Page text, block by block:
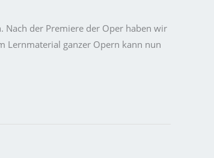
Nach der Premiere der Oper haben wir
Lernmaterial ganzer Opern kann nun